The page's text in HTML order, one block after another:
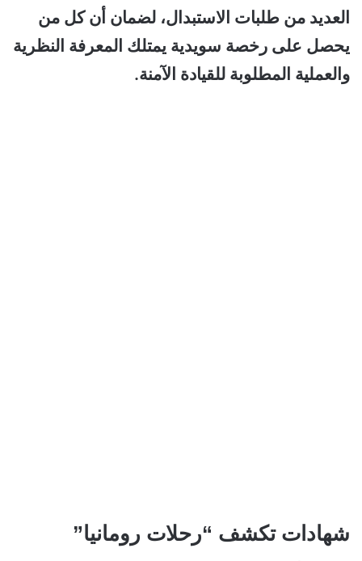
العديد من طلبات الاستبدال، لضمان أن كل من
يحصل على رخصة سويدية يمتلك المعرفة النظرية
والعملية المطلوبة للقيادة الآمنة.
شهادات تكشف “رحلات رومانيا”